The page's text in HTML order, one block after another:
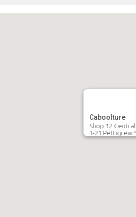
Caboolture
Shop 12
1-21 Pettigrew